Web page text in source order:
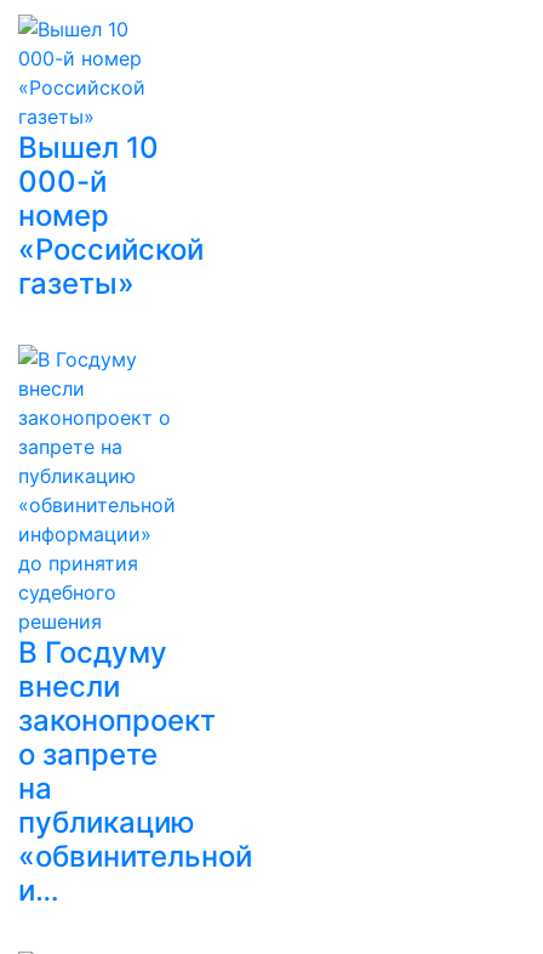
Вышел 10
000-й
номер
«Российской
газеты»
В Госдуму
внесли
законопроект
о запрете
на
публикацию
«обвинительной
и…